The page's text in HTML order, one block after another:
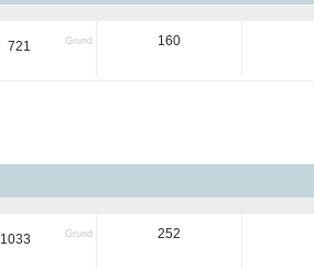
721 Grund 160
1033 Grund 252